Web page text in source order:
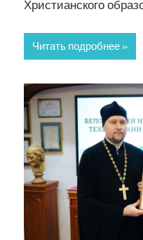
Христианского
Читать подробнее